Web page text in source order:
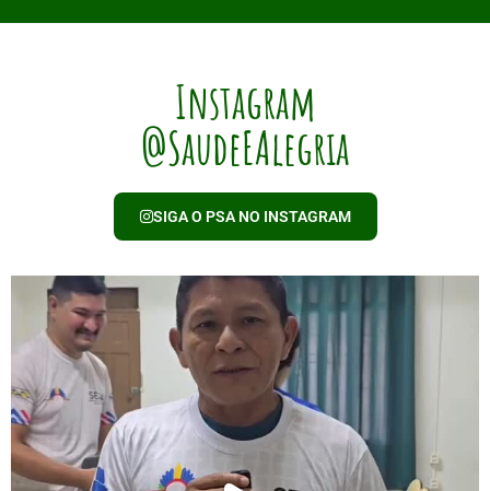
Instagram
@SaudeEAlegria
SIGA O PSA NO INSTAGRAM